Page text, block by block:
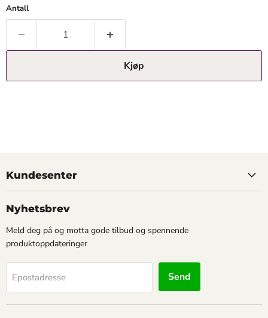
Antall
Kjøp
Kundesenter
Nyhetsbrev
Meld deg på og motta gode tilbud og spennende
produktoppdateringer
Epostadresse Send